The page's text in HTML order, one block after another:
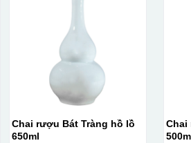
Chai rượu Bát Tràng hồ lồ
650ml
Chai